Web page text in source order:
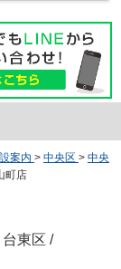
案内 > 中央区 > 中央
町店
台東区 /